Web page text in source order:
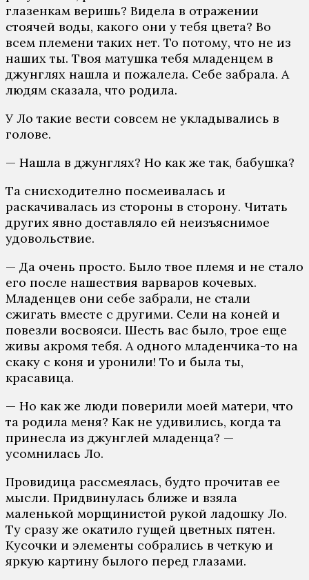
глазенкам веришь? Видела в отражении
стоячей воды, какого они у тебя цвета? Во
всем племени таких нет. То потому, что не из
наших ты. Твоя матушка тебя младенцем в
джунглях нашла и пожалела. Себе забрала. А
людям сказала, что родила.
У Ло такие вести совсем не укладывались в
голове.
— Нашла в джунглях? Но как же так, бабушка?
Та снисходително посмеивалась и
раскачивалась из стороны в сторону. Читать
других явно доставляло ей неизъяснимое
удовольствие.
— Да очень просто. Было твое племя и не стало
его после нашествия варваров кочевых.
Младенцев они себе забрали, не стали
сжигать вместе с другими. Сели на коней и
повезли восвояси. Шесть вас было, трое еще
живы акромя тебя. А одного младенчика-то на
скаку с коня и уронили! То и была ты,
красавица.
— Но как же люди поверили моей матери, что
та родила меня? Как не удивились, когда та
принесла из джунглей младенца? —
усомнилась Ло.
Провидица рассмеялась, будто прочитав ее
мысли. Придвинулась ближе и взяла
маленькой морщинистой рукой ладошку Ло.
Ту сразу же окатило гущей цветных пятен.
Кусочки и элементы собрались в четкую и
яркую картину былого перед глазами.